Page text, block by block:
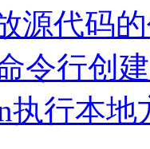
源代码
令行创
执行本地